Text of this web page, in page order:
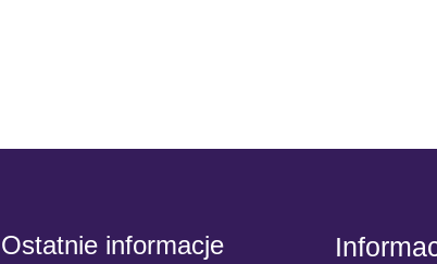
Ostatnie informacje